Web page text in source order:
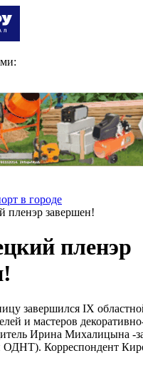
в городе
пленэр завершен!
пленэр
завершился IX
и мастеров
Ирина Михалицына -
ОДНТ). Корреспондент